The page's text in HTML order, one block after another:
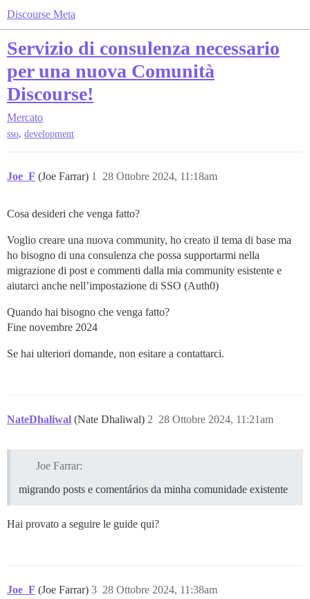
Discourse Meta
Servizio di consulenza necessario
per una nuova Comunità
Discourse!
Mercato
sso, development
Joe_F (Joe Farrar) 28 Ottobre 2024, 11:18am
1
Cosa desideri che venga fatto?
Voglio creare una nuova community, ho creato il tema di base ma
ho bisogno di una consulenza che possa supportarmi nella
migrazione di post e commenti dalla mia community esistente e
aiutarci anche nell’impostazione di SSO (Auth0)
Quando hai bisogno che venga fatto?
Fine novembre 2024
Se hai ulteriori domande, non esitare a contattarci.
NateDhaliwal (Nate Dhaliwal) 28 Ottobre 2024, 11:21am
2
Joe Farrar:
migrando posts e comentários da minha comunidade existente
Hai provato a seguire le guide qui?
Joe_F (Joe Farrar) 28 Ottobre 2024, 11:38am
3